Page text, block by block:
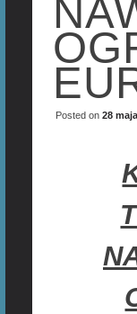
Posted on 28